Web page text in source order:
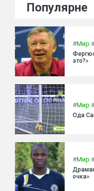
Популярне
#Мир
это?»
#Мир
Ода
#Мир
очка»